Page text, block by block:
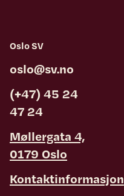
Oslo SV
oslo@sv.no
(+47) 45 24
47 24
Møllergata 4,
0179 Oslo
Kontaktinformasjon